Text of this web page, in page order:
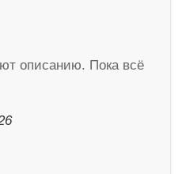
описанию. Пока всё